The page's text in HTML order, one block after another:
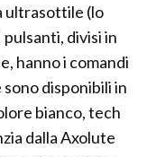
ultrasottile (lo
pulsanti, divisi in
hanno i comandi
sono disponibili in
bianco, tech
dalla Axolute